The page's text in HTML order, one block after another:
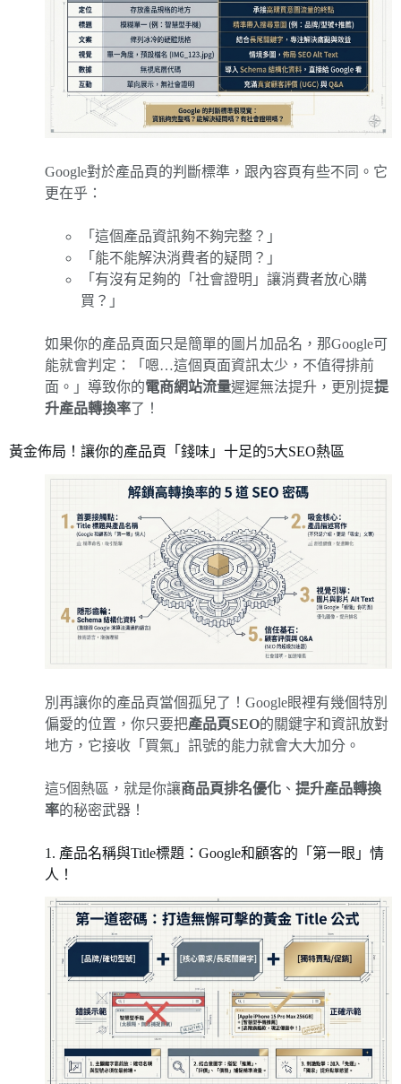
Google對於產品頁的判斷標準，跟內容頁有些不同。它
更在乎：
「這個產品資訊夠不夠完整？」
「能不能解決消費者的疑問？」
「有沒有足夠的「社會證明」讓消費者放心購
買？」
如果你的產品頁面只是簡單的圖片加品名，那Google可
能就會判定：「嗯…這個頁面資訊太少，不值得排前
面。」導致你的電商網站流量遲遲無法提升，更別提提
升產品轉換率了！
黃金佈局！讓你的產品頁「錢味」十足的5大SEO熱區
別再讓你的產品頁當個孤兒了！Google眼裡有幾個特別
偏愛的位置，你只要把產品頁SEO的關鍵字和資訊放對
地方，它接收「買氣」訊號的能力就會大大加分。
這5個熱區，就是你讓商品頁排名優化 、 提升產品轉換
率的秘密武器！
1. 產品名稱與Title標題：Google和顧客的「第一眼」情
人！